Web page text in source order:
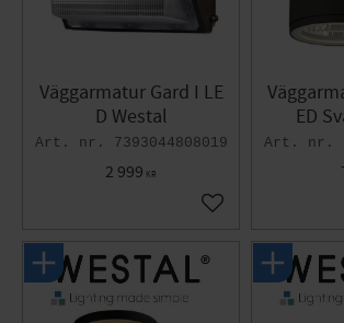
Väggarmatur Gard I LE
D Westal
7393044808019
2 999 KR
Gem som favorit
ED